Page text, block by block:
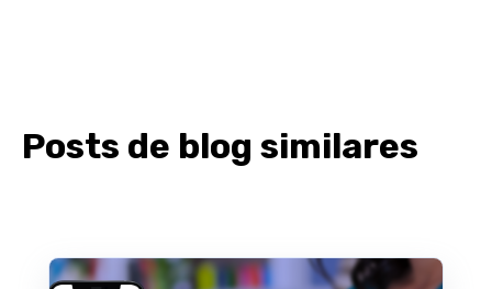
Posts de blog similares